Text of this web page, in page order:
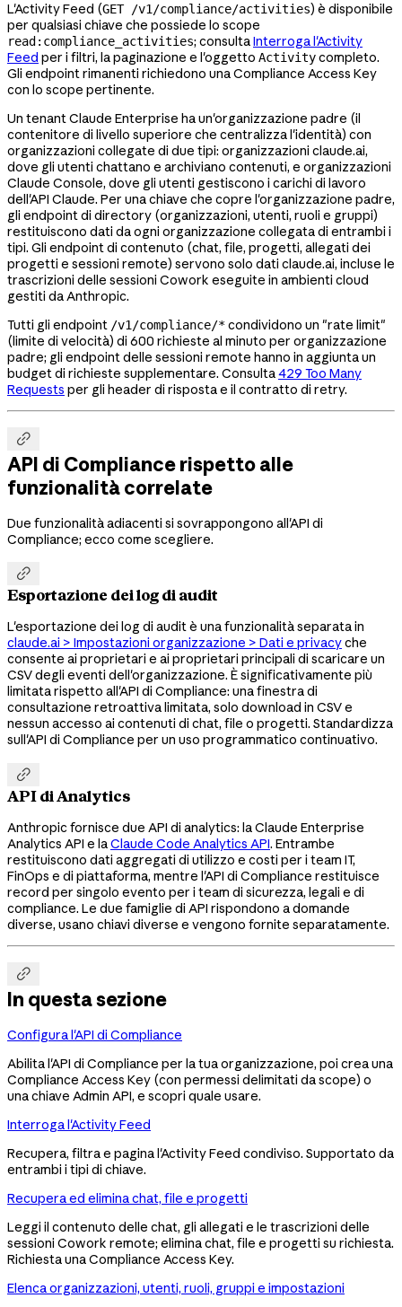
L'Activity Feed (GET /v1/compliance/activities) è disponibile
per qualsiasi chiave che possiede lo scope
read:compliance_activities; consultaInterroga l'Activity
Feed per i filtri, la paginazione e l'oggetto Activitycompleto.
Gli endpoint rimanenti richiedono una Compliance Access Key
con lo scope pertinente.
Un tenant Claude Enterprise ha un'organizzazione padre (il
contenitore di livello superiore che centralizza l'identità) con
organizzazioni collegate di due tipi: organizzazioni claude.ai,
dove gli utenti chattano e archiviano contenuti, e organizzazioni
Claude Console, dove gli utenti gestiscono i carichi di lavoro
dell'API Claude. Per una chiave che copre l'organizzazione padre,
gli endpoint di directory (organizzazioni, utenti, ruoli e gruppi)
restituiscono dati da ogni organizzazione collegata di entrambi i
tipi. Gli endpoint di contenuto (chat, file, progetti, allegati dei
progetti e sessioni remote) servono solo dati claude.ai, incluse le
trascrizioni delle sessioni Cowork eseguite in ambienti cloud
gestiti da Anthropic.
Tutti gli endpoint /v1/compliance/*condividono un "rate limit"
(limite di velocità) di 600 richieste al minuto per organizzazione
padre; gli endpoint delle sessioni remote hanno in aggiunta un
budget di richieste supplementare. Consulta429 Too Many
Requests per gli header di risposta e il contratto di retry.

API di Compliance rispetto alle
funzionalità correlate
Due funzionalità adiacenti si sovrappongono all'API di
Compliance; ecco come scegliere.

Esportazione dei log di audit
L'esportazione dei log di audit è una funzionalità separata in
claude.ai > Impostazioni organizzazione > Dati e privacyche
consente ai proprietari e ai proprietari principali di scaricare un
CSV degli eventi dell'organizzazione. È significativamente più
limitata rispetto all'API di Compliance: una finestra di
consultazione retroattiva limitata, solo download in CSV e
nessun accesso ai contenuti di chat, file o progetti. Standardizza
sull'API di Compliance per un uso programmatico continuativo.

API di Analytics
Anthropic fornisce due API di analytics: la Claude Enterprise
Analytics API e laClaude Code Analytics API. Entrambe
restituiscono dati aggregati di utilizzo e costi per i team IT,
FinOps e di piattaforma, mentre l'API di Compliance restituisce
record per singolo evento per i team di sicurezza, legali e di
compliance. Le due famiglie di API rispondono a domande
diverse, usano chiavi diverse e vengono fornite separatamente.

In questa sezione
Configura l'API di Compliance
Abilita l'API di Compliance per la tua organizzazione, poi crea una
Compliance Access Key (con permessi delimitati da scope) o
una chiave Admin API, e scopri quale usare.
Interroga l'Activity Feed
Recupera, filtra e pagina l'Activity Feed condiviso. Supportato da
entrambi i tipi di chiave.
Recupera ed elimina chat, file e progetti
Leggi il contenuto delle chat, gli allegati e le trascrizioni delle
sessioni Cowork remote; elimina chat, file e progetti su richiesta.
Richiesta una Compliance Access Key.
Elenca organizzazioni, utenti, ruoli, gruppi e impostazioni